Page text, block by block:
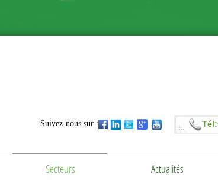
Suivez-nous sur :
Secteurs Actualités